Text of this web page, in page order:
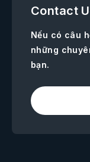
Contact
Nếu có câu
những
bạn.